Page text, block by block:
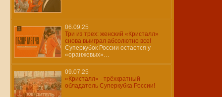
06.09.25
Три из трех: женский «Кристалл»
снова выиграл абсолютно все!
Суперкубок России остается у
«оранжевых»…
09.07.25
«Кристалл» - трёхкратный
обладатель Суперкубка России!